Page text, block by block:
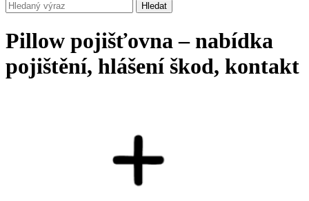
Hledat
Pillow pojišťovna – nabídka
pojištění, hlášení škod, kontakt